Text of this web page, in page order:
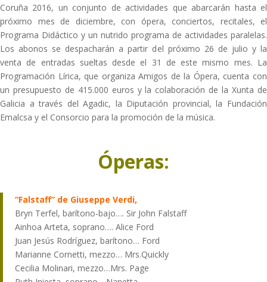
Coruña 2016, un conjunto de actividades que abarcarán hasta el
próximo mes de diciembre, con ópera, conciertos, recitales, el
Programa Didáctico y un nutrido programa de actividades paralelas.
Los abonos se despacharán a partir del próximo 26 de julio y la
venta de entradas sueltas desde el 31 de este mismo mes. La
Programación Lírica, que organiza Amigos de la Ópera, cuenta con
un presupuesto de 415.000 euros y la colaboración de la Xunta de
Galicia a través del Agadic, la Diputación provincial, la Fundación
Emalcsa y el Consorcio para la promoción de la música.
Óperas:
“Falstaff” de Giuseppe Verdi,
Bryn Terfel, barítono-bajo…. Sir John Falstaff
Ainhoa Arteta, soprano…. Alice Ford
Juan Jesús Rodríguez, barítono… Ford
Marianne Cornetti, mezzo… Mrs.Quickly
Cecilia Molinari, mezzo…Mrs. Page